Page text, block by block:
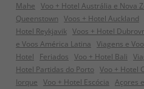
Mahe Voo + Hotel Austrália e Nova
Queenstown Voos + Hotel Auckland
Hotel Reykjavik Voos + Hotel
e Voos América Latina Viagens e
Hotel
Feriados Voo + Hotel Bali
Hotel Partidas do Porto Voo + Hotel
Iorque Voo + Hotel Escócia Açores